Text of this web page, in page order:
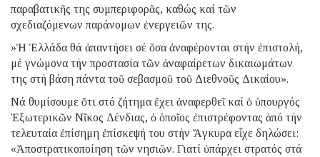
παραβατικῆς της συμπεριφορᾶς, καθώς καί τῶν
σχεδιαζόμενων παράνομων ἐνεργειῶν της.
»Ἡ Ἑλλάδα θά ἀπαντήσει σέ ὅσα ἀναφέρονται στήν ἐπιστολή,
μέ γνώμονα τήν προστασία τῶν ἀναφαίρετων δικαιωμάτων
της στή βάση πάντα τοῦ σεβασμοῦ τοῦ Διεθνοῦς Δικαίου».
Νά θυμίσουμε ὅτι στό ζήτημα ἔχει ἀναφερθεῖ καί ὁ ὑπουργός
Ἐξωτερικῶν Νῖκος Δένδιας, ὁ ὁποῖος ἐπιστρέφοντας ἀπό τήν
τελευταία ἐπίσημη ἐπίσκεψή του στήν Ἄγκυρα εἶχε δηλώσει:
«Ἀποστρατικοποίηση τῶν νησιῶν. Γιατί ὑπάρχει στρατός στά